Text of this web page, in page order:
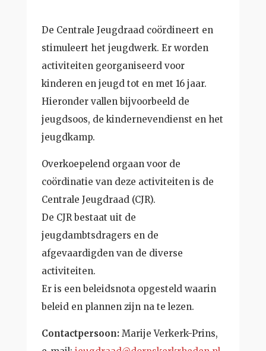
De Centrale Jeugdraad coördineert en
stimuleert het jeugdwerk. Er worden
activiteiten georganiseerd voor
kinderen en jeugd tot en met 16 jaar.
Hieronder vallen bijvoorbeeld de
jeugdsoos, de kindernevendienst en het
jeugdkamp.
Overkoepelend orgaan voor de
coördinatie van deze activiteiten is de
Centrale Jeugdraad (CJR).
De CJR bestaat uit de
jeugdambtsdragers en de
afgevaardigden van de diverse
activiteiten.
Er is een beleidsnota opgesteld waarin
beleid en plannen zijn na te lezen.
Contactpersoon: Marije Verkerk-Prins,